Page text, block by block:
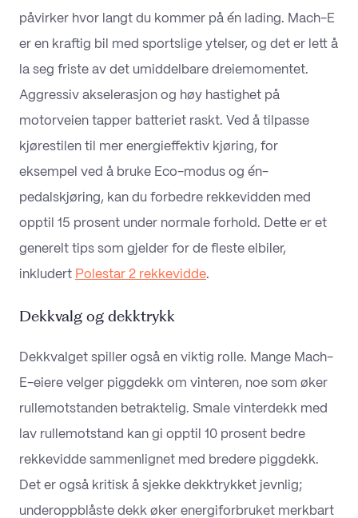
påvirker hvor langt du kommer på én lading. Mach-E
er en kraftig bil med sportslige ytelser, og det er lett å
la seg friste av det umiddelbare dreiemomentet.
Aggressiv akselerasjon og høy hastighet på
motorveien tapper batteriet raskt. Ved å tilpasse
kjørestilen til mer energieffektiv kjøring, for
eksempel ved å bruke Eco-modus og én-
pedalskjøring, kan du forbedre rekkevidden med
opptil 15 prosent under normale forhold. Dette er et
generelt tips som gjelder for de fleste elbiler,
inkludert Polestar 2 rekkevidde.
Dekkvalg og dekktrykk
Dekkvalget spiller også en viktig rolle. Mange Mach-
E-eiere velger piggdekk om vinteren, noe som øker
rullemotstanden betraktelig. Smale vinterdekk med
lav rullemotstand kan gi opptil 10 prosent bedre
rekkevidde sammenlignet med bredere piggdekk.
Det er også kritisk å sjekke dekktrykket jevnlig;
underoppblåste dekk øker energiforbruket merkbart